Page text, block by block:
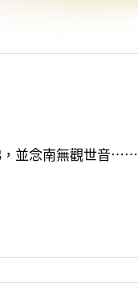
，並念南無觀世音⋯⋯